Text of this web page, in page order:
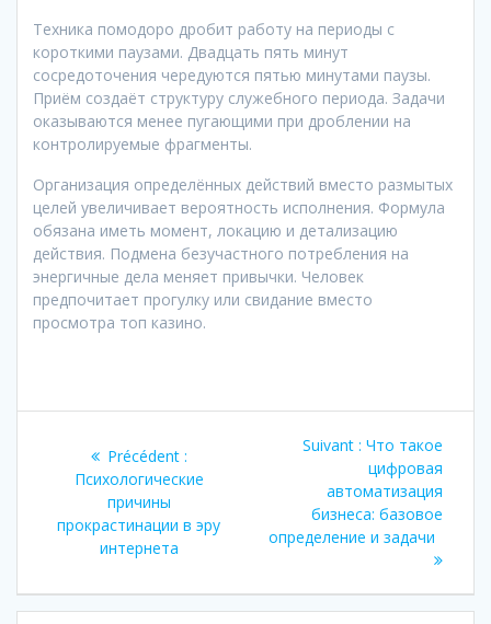
Техника помодоро дробит работу на периоды с
короткими паузами. Двадцать пять минут
сосредоточения чередуются пятью минутами паузы.
Приём создаёт структуру служебного периода. Задачи
оказываются менее пугающими при дроблении на
контролируемые фрагменты.
Организация определённых действий вместо размытых
целей увеличивает вероятность исполнения. Формула
обязана иметь момент, локацию и детализацию
действия. Подмена безучастного потребления на
энергичные дела меняет привычки. Человек
предпочитает прогулку или свидание вместо
просмотра топ казино.
l’article
Précédent :Article
précédent
Психологические
причины
прокрастинации в эру
интернета
Suivant : Article
suivant
:
Что такое
цифровая
автоматизация
бизнеса: базовое
определение и задачи